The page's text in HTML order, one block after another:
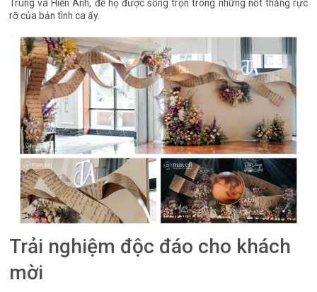
Trung và Hiền Anh, để họ được sống trọn trong những nốt thăng rực
rỡ của bản tình ca ấy.
Trải nghiệm độc đáo cho khách
mời